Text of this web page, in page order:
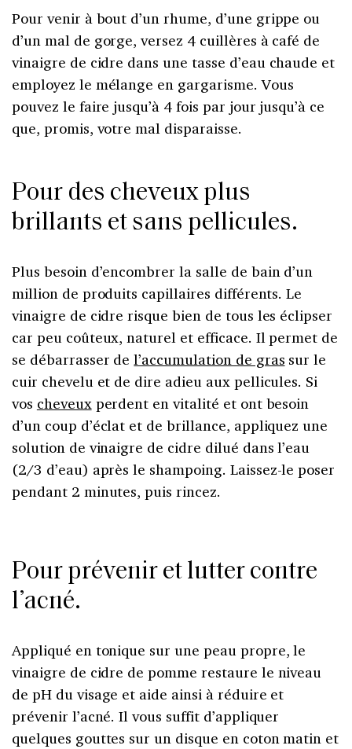
Pour venir à bout d’un rhume, d’une grippe ou
d’un mal de gorge, versez 4 cuillères à café de
vinaigre de cidre dans une tasse d’eau chaude et
employez le mélange en gargarisme. Vous
pouvez le faire jusqu’à 4 fois par jour jusqu’à ce
que, promis, votre mal disparaisse.
Pour des cheveux plus
brillants et sans pellicules.
Plus besoin d’encombrer la salle de bain d’un
million de produits capillaires différents. Le
vinaigre de cidre risque bien de tous les éclipser
car peu coûteux, naturel et efficace. Il permet de
se débarrasser del’accumulation de gras sur le
cuir chevelu et de dire adieu aux pellicules. Si
vos cheveuxperdent en vitalité et ont besoin
d’un coup d’éclat et de brillance, appliquez une
solution de vinaigre de cidre dilué dans l’eau
(2/3 d’eau) après le shampoing. Laissez-le poser
pendant 2 minutes, puis rincez.
Pour prévenir et lutter contre
l’acné.
Appliqué en tonique sur une peau propre, le
vinaigre de cidre de pomme restaure le niveau
de pH du visage et aide ainsi à réduire et
prévenir l’acné. Il vous suffit d’appliquer
quelques gouttes sur un disque en coton matin et